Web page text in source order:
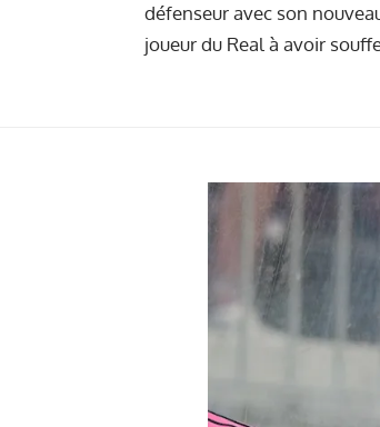
défenseur avec son
joueur du Real à avoir